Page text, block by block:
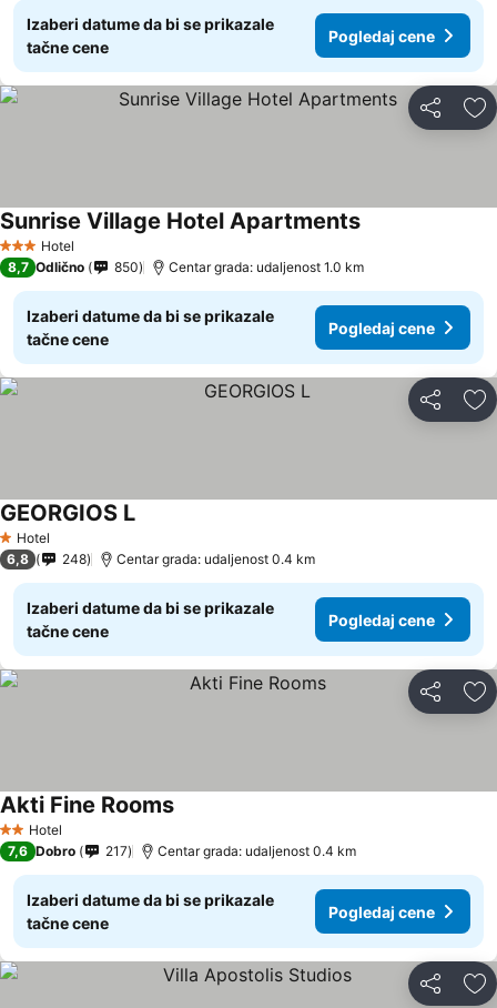
Izaberi datume da bi se prikazale
tačne cene
Pogledaj cene
Deli
3 Zvezdice
Hotel
Sunrise Village Hotel Apartments
8,7 Odlično 850 Centar grada: udaljenost 1.0 km
Izaberi datume da bi se prikazale
tačne cene
Pogledaj cene
Deli
1 Zvezdice
Hotel
GEORGIOS L
6,8 248 Centar grada: udaljenost 0.4 km
Izaberi datume da bi se prikazale
tačne cene
Pogledaj cene
Deli
2 Zvezdice
Hotel
Akti Fine Rooms
7,6 Dobro 217 Centar grada: udaljenost 0.4 km
Izaberi datume da bi se prikazale
tačne cene
Pogledaj cene
Deli